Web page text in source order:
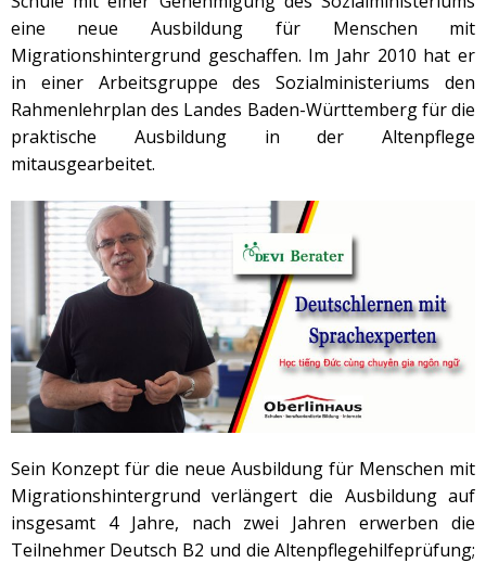
eine neue Ausbildung für Menschen mit
Migrationshintergrund geschaffen. Im Jahr 2010 hat er
in einer Arbeitsgruppe des Sozialministeriums den
Rahmenlehrplan des Landes Baden-Württemberg für die
praktische Ausbildung in der Altenpflege
mitausgearbeitet.
Sein Konzept für die neue Ausbildung für Menschen mit
Migrationshintergrund verlängert die Ausbildung auf
insgesamt 4 Jahre, nach zwei Jahren erwerben die
Teilnehmer Deutsch B2 und die Altenpflegehilfeprüfung;